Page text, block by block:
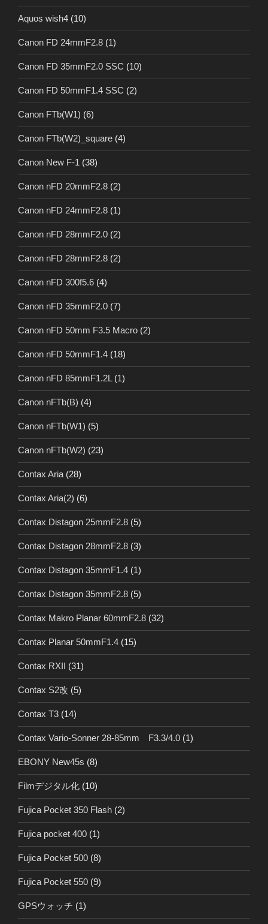
Aquos wish4 (10)
Canon FD 24mmF2.8 (1)
Canon FD 35mmF2.0 SSC (10)
Canon FD 50mmF1.4 SSC (2)
Canon FTb(W1) (6)
Canon FTb(W2)_square (4)
Canon New F-1 (38)
Canon nFD 20mmF2.8 (2)
Canon nFD 24mmF2.8 (1)
Canon nFD 28mmF2.0 (2)
Canon nFD 28mmF2.8 (2)
Canon nFD 300f5.6 (4)
Canon nFD 35mmF2.0 (7)
Canon nFD 50mm F3.5 Macro (2)
Canon nFD 50mmF1.4 (18)
Canon nFD 85mmF1.2L (1)
Canon nFTb(B) (4)
Canon nFTb(W1) (5)
Canon nFTb(W2) (23)
Contax Aria (28)
Contax Aria(2) (6)
Contax Distagon 25mmF2.8 (5)
Contax Distagon 28mmF2.8 (3)
Contax Distagon 35mmF1.4 (1)
Contax Distagon 35mmF2.8 (5)
Contax Makro Planar 60mmF2.8 (32)
Contax Planar 50mmF1.4 (15)
Contax RXII (31)
Contax S2改 (5)
Contax T3 (14)
Contax Vario-Sonner 28-85mm F3.3/4.0 (1)
EBONY New45s (8)
Filmデジタル化 (10)
Fujica Pocket 350 Flash (2)
Fujica pocket 400 (1)
Fujica Pocket 500 (8)
Fujica Pocket 550 (9)
GPSウォッチ (1)